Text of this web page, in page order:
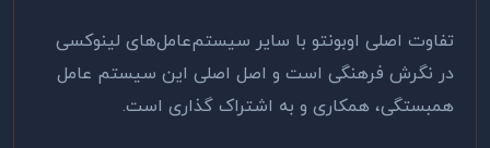
تفاوت اصلی اوبونتو با سایر سیستم‌عامل‌های لینوکسی
در نگرش فرهنگی است و اصل اصلی این سیستم عامل
همبستگی، همکاری و به اشتراک گذاری است.